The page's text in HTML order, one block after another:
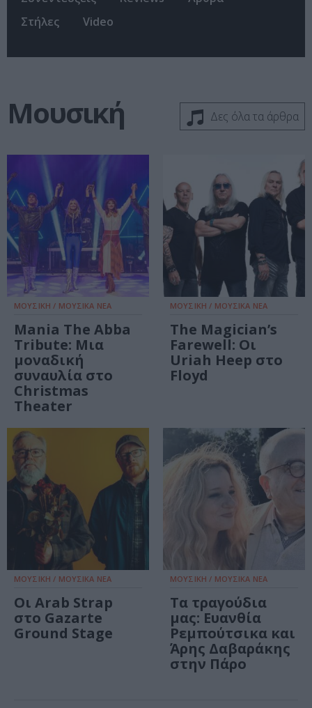
Στήλες
Video
Μουσική Δες όλα τα άρθρα
ΜΟΥΣΙΚΗ / ΜΟΥΣΙΚΑ ΝΕΑ
Mania The Abba
Tribute: Μια
μοναδική
συναυλία στο
Christmas
Theater
ΜΟΥΣΙΚΗ / ΜΟΥΣΙΚΑ ΝΕΑ
The Magician’s
Farewell: Οι
Uriah Heep στο
Floyd
ΜΟΥΣΙΚΗ / ΜΟΥΣΙΚΑ ΝΕΑ
Οι Arab Strap
στο Gazarte
Ground Stage
ΜΟΥΣΙΚΗ / ΜΟΥΣΙΚΑ ΝΕΑ
Τα τραγούδια
μας: Ευανθία
Ρεμπούτσικα και
Άρης Δαβαράκης
στην Πάρο